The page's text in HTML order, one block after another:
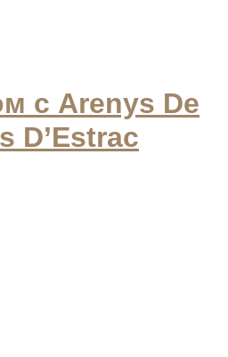
с Arenys De
D’Estrac